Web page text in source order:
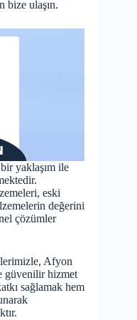
bize ulaşın.
yaklaşım ile
eski
değerini
çözümler
Afyon
güvenilir hizmet
sağlamak hem